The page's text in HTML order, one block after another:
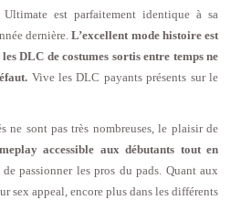
est parfaitement identique à sa
dernière.L’excellent mode histoire est
DLC de costumes sortis entre temps ne
Vive les DLC payants présents sur le
ne sont pas très nombreuses, le plaisir de
accessible aux débutants tout en
passionner les pros du pads. Quant aux
sex appeal, encore plus dans les différents